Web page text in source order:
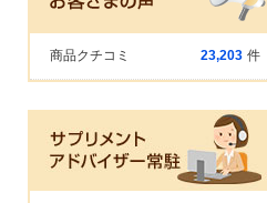
商品クチコミ 23,203 件